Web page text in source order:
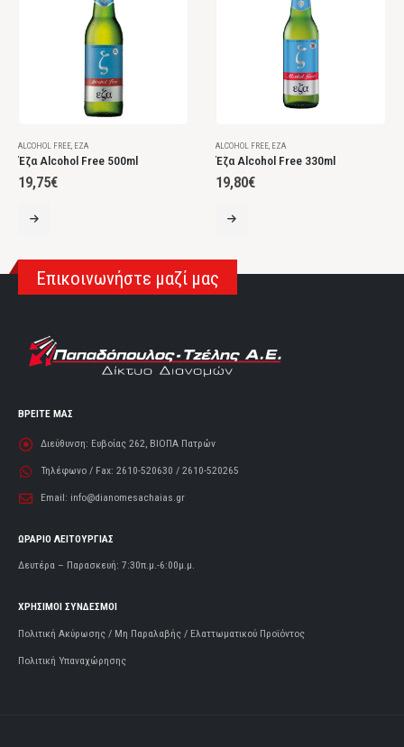
ALCOHOL FREE, ΈΖΑ
Έζα Alcohol Free 500ml
19,75€
ALCOHOL FREE, ΈΖΑ
Έζα Alcohol Free 330ml
19,80€
Επικοινωνήστε μαζί μας
ΒΡΕΙΤΕ ΜΑΣ
Διεύθυνση: Ευβοίας 262, ΒΙΟΠΑ Πατρών
Τηλέφωνο / Fax: 2610-520630 / 2610-520265
Email: info@dianomesachaias.gr
ΩΡΑΡΙΟ ΛΕΙΤΟΥΡΓΙΑΣ
Δευτέρα – Παρασκευή: 7:30π.μ.-6:00μ.μ.
ΧΡΗΣΙΜΟΙ ΣΥΝΔΕΣΜΟΙ
Πολιτική Ακύρωσης / Μη Παραλαβής / Ελαττωματικού Προϊόντος
Πολιτική Υπαναχώρησης